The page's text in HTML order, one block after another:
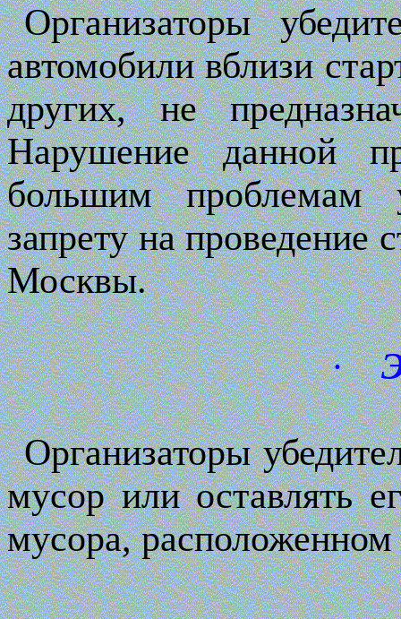
Организаторы
автомобили вблизи
других, не
Нарушение данной
большим
запрету на проведение
Москвы.
·
Организаторы
мусор или оставлять
мусора,